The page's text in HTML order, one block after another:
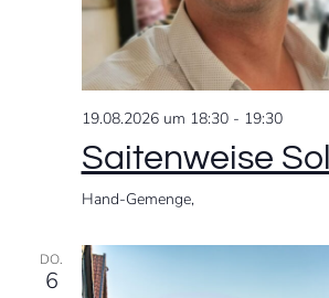
19.08.2026 um 18:30- 19:30
Saitenweise
Hand-Gemenge,
DO.
6